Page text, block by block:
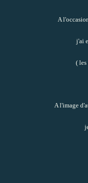
A
j'ai
(
A l'image